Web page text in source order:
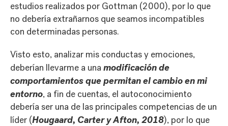
estudios realizados por Gottman (2000), por lo que
no debería extrañarnos que seamos incompatibles
con determinadas personas.
Visto esto, analizar mis conductas y emociones,
deberían llevarme a una modificación de
comportamientos que permitan el cambio en mi
entorno, a fin de cuentas, el autoconocimiento
debería ser una de las principales competencias de un
líder (Hougaard, Carter y Afton, 2018), por lo que